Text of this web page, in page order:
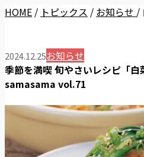
HOME / トピックス / お知らせ /
2024.12.25お知らせ
季節を満喫 旬やさいレシピ「白
samasama vol.71